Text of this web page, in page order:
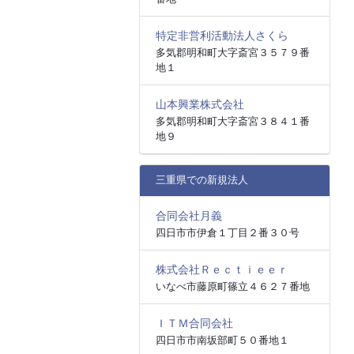
特定非営利活動法人さくら
多気郡明和町大字斎宮３５７９番
地１
山本興業株式会社
多気郡明和町大字斎宮３８４１番
地９
三重県での新規法人
合同会社月義
四日市市伊倉１丁目２番３０号
株式会社Ｒｅｃｔｉｅｅｒ
いなべ市藤原町篠立４６２７番地
ＩＴＭ合同会社
四日市市南坂部町５０番地１